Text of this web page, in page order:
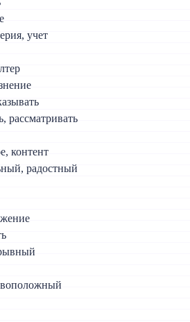
учет
рассматривать
контент
радостный